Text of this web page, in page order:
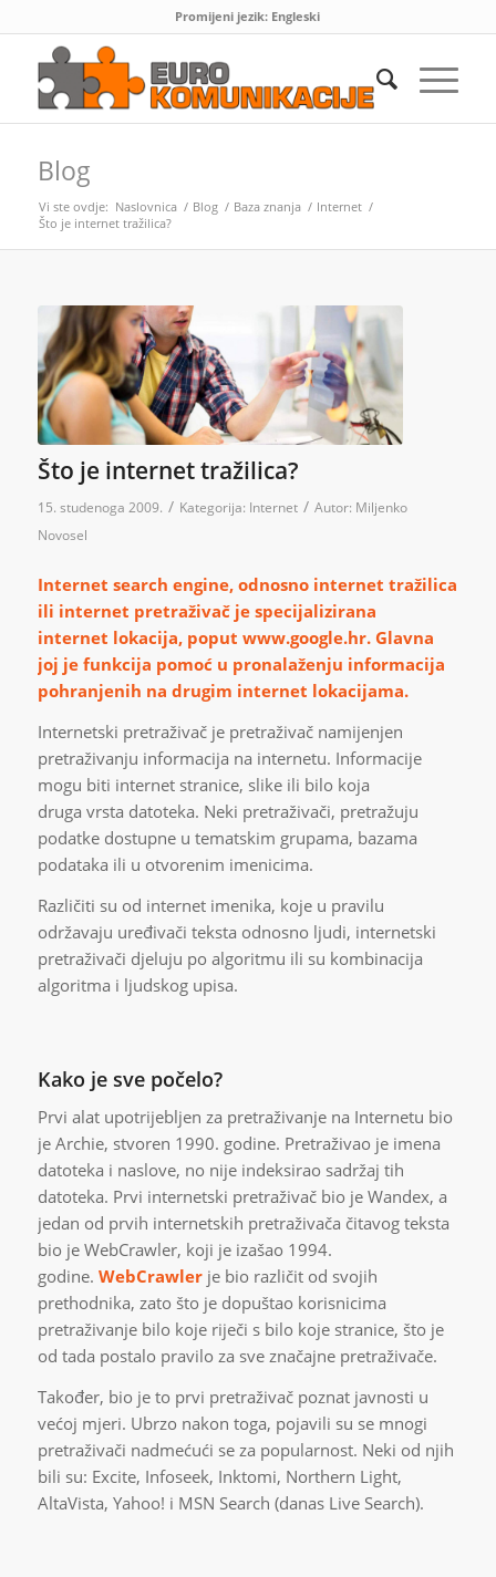
Promijeni jezik: Engleski
Blog
Vi ste ovdje: Naslovnica / Blog / Baza znanja / Internet /
Što je internet tražilica?
Što je internet tražilica?
15. studenoga 2009. / Kategorija: Internet / Autor: Miljenko
Novosel
Internet search engine, odnosno internet tražilica
ili internet pretraživač je specijalizirana
internet lokacija, poput www.google.hr. Glavna
joj je funkcija pomoć u pronalaženju informacija
pohranjenih na drugim internet lokacijama.
Internetski pretraživač je pretraživač namijenjen
pretraživanju informacija na internetu. Informacije
mogu biti internet stranice, slike ili bilo koja
druga vrsta datoteka. Neki pretraživači, pretražuju
podatke dostupne u tematskim grupama, bazama
podataka ili u otvorenim imenicima.
Različiti su od internet imenika, koje u pravilu
održavaju uređivači teksta odnosno ljudi, internetski
pretraživači djeluju po algoritmu ili su kombinacija
algoritma i ljudskog upisa.
Kako je sve počelo?
Prvi alat upotrijebljen za pretraživanje na Internetu bio
je Archie, stvoren 1990. godine. Pretraživao je imena
datoteka i naslove, no nije indeksirao sadržaj tih
datoteka. Prvi internetski pretraživač bio je Wandex, a
jedan od prvih internetskih pretraživača čitavog teksta
bio je WebCrawler, koji je izašao 1994.
godine. WebCrawlerje bio različit od svojih
prethodnika, zato što je dopuštao korisnicima
pretraživanje bilo koje riječi s bilo koje stranice, što je
od tada postalo pravilo za sve značajne pretraživače.
Također, bio je to prvi pretraživač poznat javnosti u
većoj mjeri. Ubrzo nakon toga, pojavili su se mnogi
pretraživači nadmećući se za popularnost. Neki od njih
bili su: Excite, Infoseek, Inktomi, Northern Light,
AltaVista, Yahoo! i MSN Search (danas Live Search).